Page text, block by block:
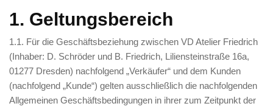
Kasse
Warenkorb
Kundeninformationen
Mein Konto
1. Geltungsbereich
1.1. Für die Geschäftsbeziehung zwischen VD Atelier Friedrich
(Inhaber: D. Schröder und B. Friedrich, Liliensteinstraße 16a,
01277 Dresden) nachfolgend „Verkäufer“ und dem Kunden
(nachfolgend „Kunde“) gelten ausschließlich die nachfolgenden
Allgemeinen Geschäftsbedingungen in ihrer zum Zeitpunkt der